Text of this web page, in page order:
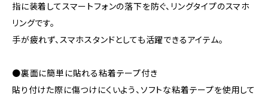
指に装着してスマートフォンの落下を防ぐ、リングタイプのスマホ
リングです。
手が疲れず、スマホスタンドとしても活躍できるアイテム。
●裏面に簡単に貼れる粘着テープ付き
貼り付けた際に傷つけにくいよう、ソフトな粘着テープを使用して